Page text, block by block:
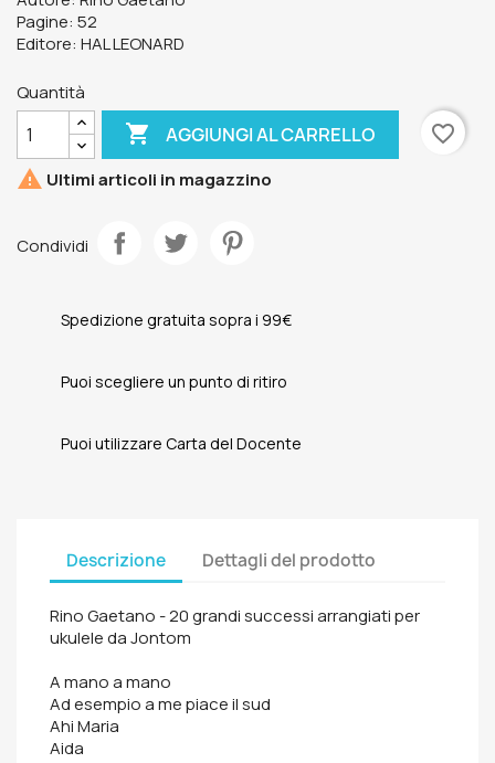
Pagine: 52
Editore: HAL LEONARD
Quantità
 AGGIUNGI AL CARRELLO
favorite_border
 Ultimi articoli in magazzino
Condividi
Spedizione gratuita sopra i 99€
Puoi scegliere un punto di ritiro
Puoi utilizzare Carta del Docente
Descrizione Dettagli del prodotto
Rino Gaetano - 20 grandi successi arrangiati per
ukulele da Jontom
A mano a mano
Ad esempio a me piace il sud
Ahi Maria
Aida